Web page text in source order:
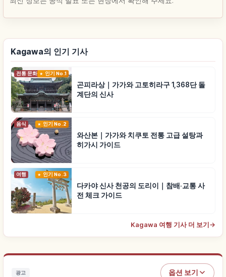
Kagawa의 인기 기사
전통 문화 인기 No.1
곤피라상｜가가와 고토히라구 1,368단 돌
계단의 신사
음식 인기 No.2
와산본｜가가와 치쿠토 전통 고급 설탕과
히가시 가이드
여행 인기 No.3
다카야 신사 천공의 도리이｜참배·교통 사
전 체크 가이드
Kagawa 여행 기사 더 보기 →
광고 옵션 보기